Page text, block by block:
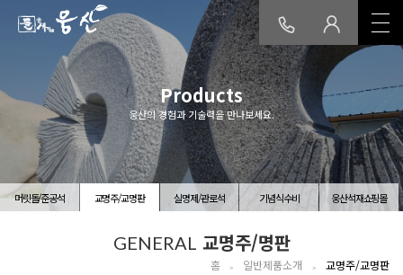
회사소개
인사말 연혁/인증 품질 오시는길
보령공장소개
생산설비 공장전경 오시는길
조경/정원용품 종교관련
Products
웅산의 경험과 기술력을 만나보세요.
머릿돌/준공석 교명주/교명판 실명제/관로석 기념식수비 웅산석재쇼핑몰
GENERAL 교명주/명판
홈 일반제품소개 교명주/교명판